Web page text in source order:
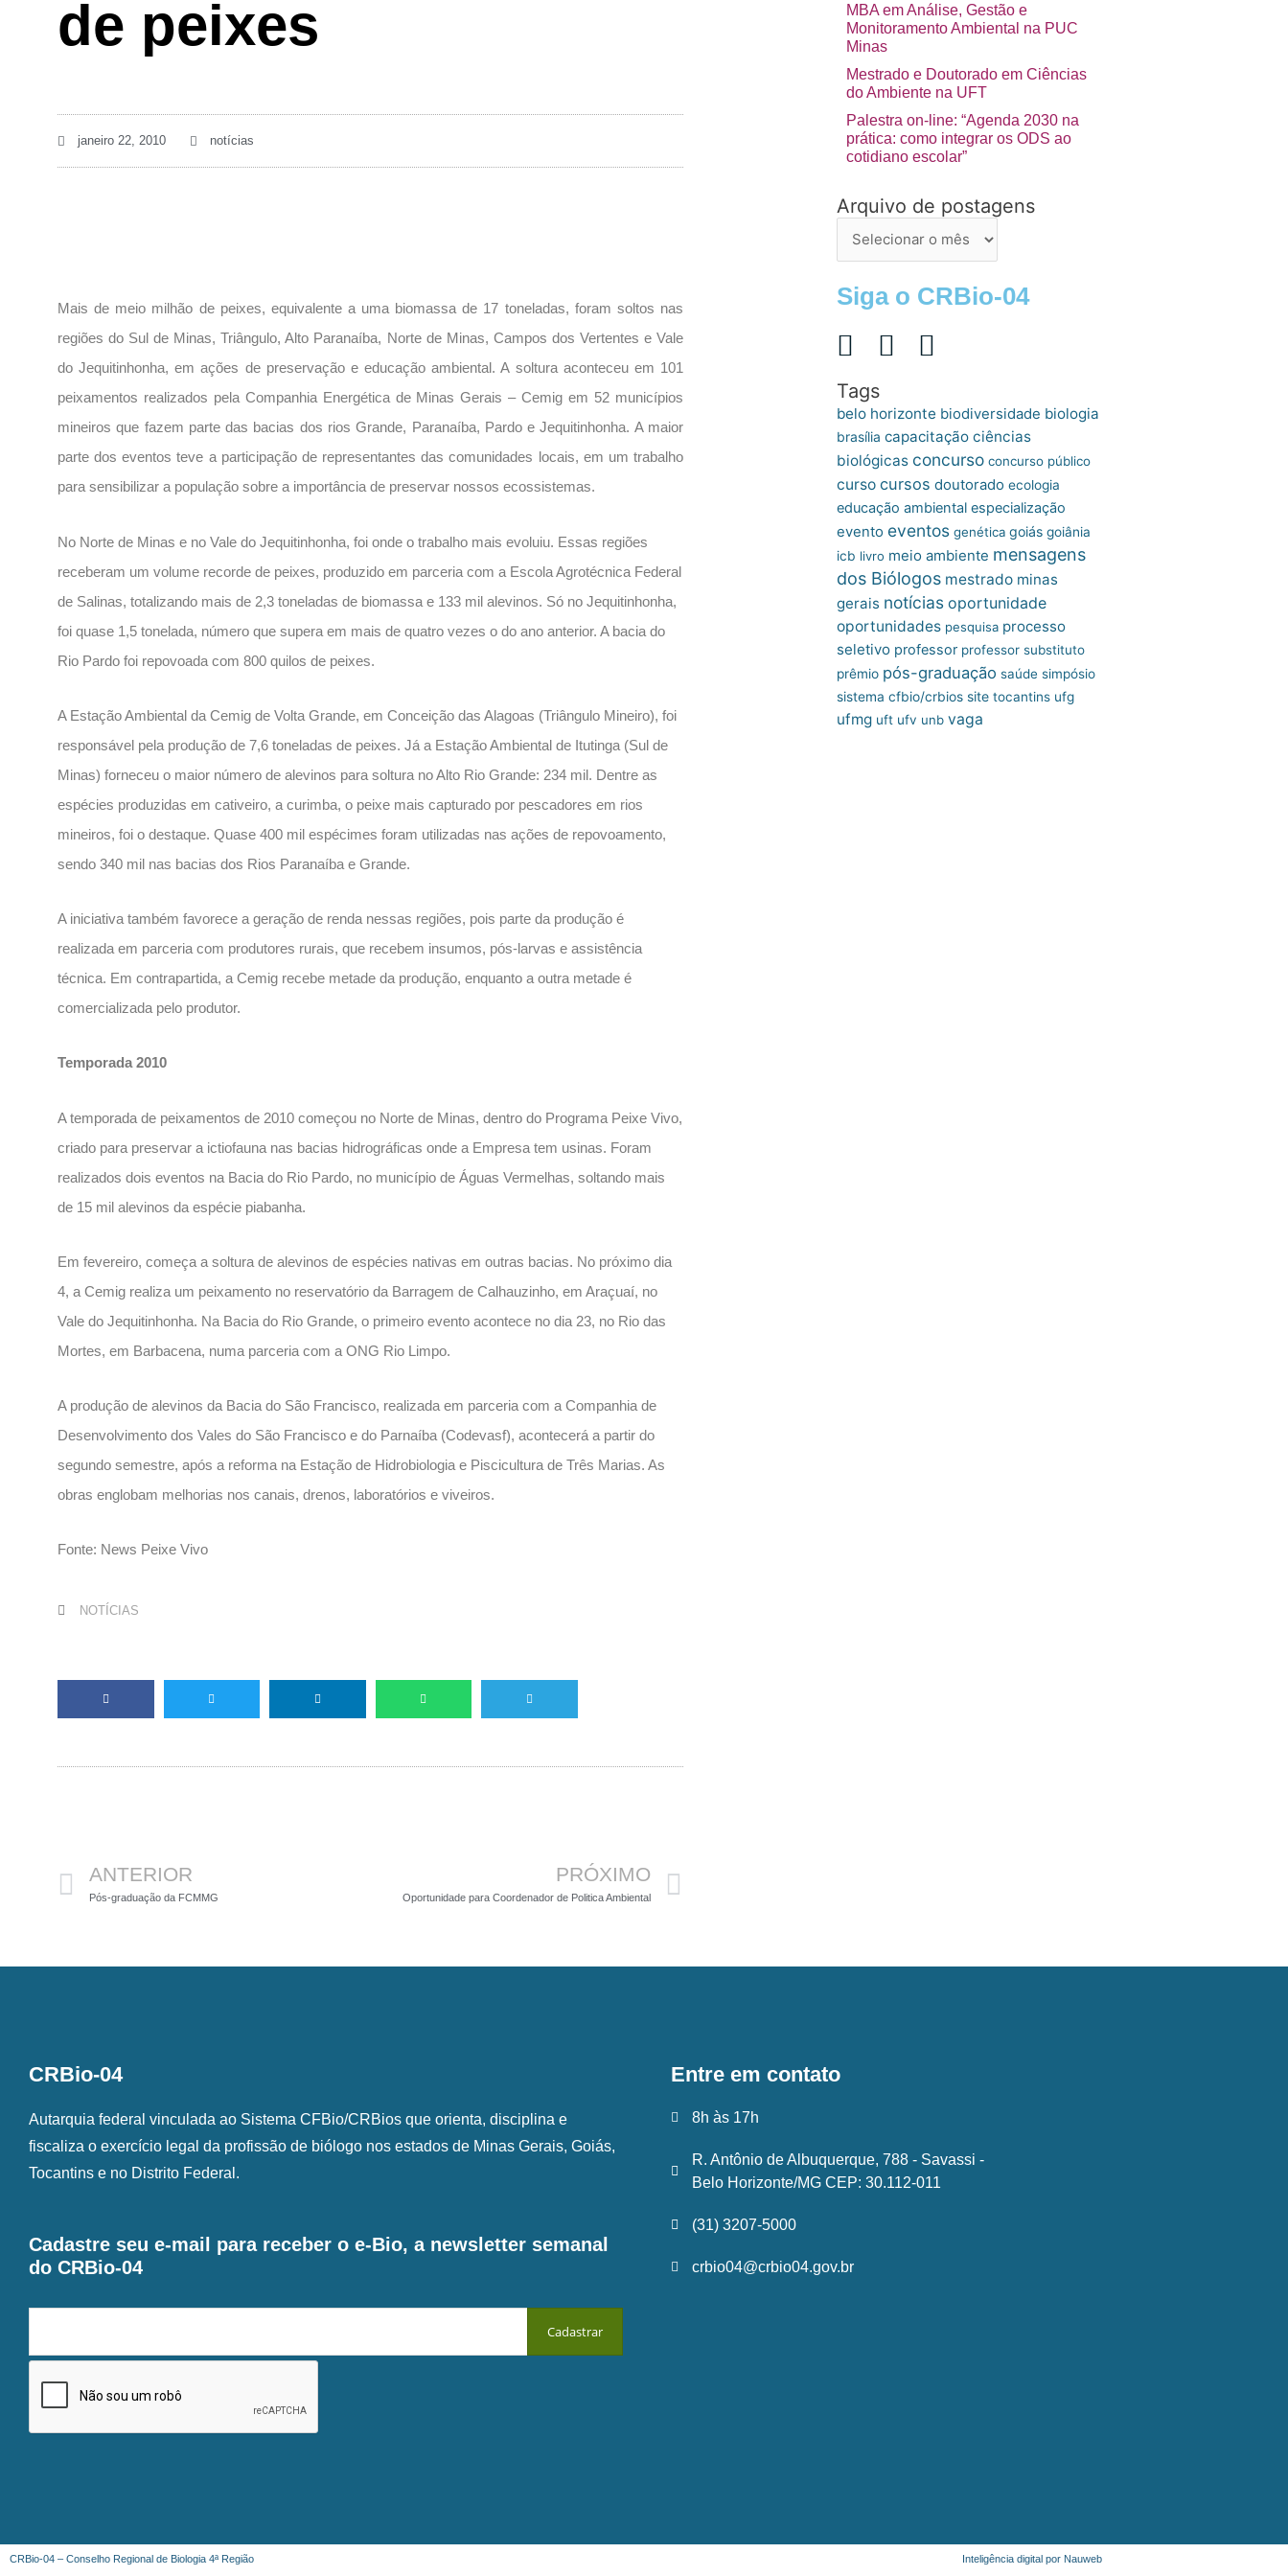
de peixes
janeiro 22, 2010 notícias
Mais de meio milhão de peixes, equivalente a uma biomassa de 17 toneladas, foram soltos nas
regiões do Sul de Minas, Triângulo, Alto Paranaíba, Norte de Minas, Campos dos Vertentes e Vale
do Jequitinhonha, em ações de preservação e educação ambiental. A soltura aconteceu em 101
peixamentos realizados pela Companhia Energética de Minas Gerais – Cemig em 52 municípios
mineiros que fazem parte das bacias dos rios Grande, Paranaíba, Pardo e Jequitinhonha. A maior
parte dos eventos teve a participação de representantes das comunidades locais, em um trabalho
para sensibilizar a população sobre a importância de preservar nossos ecossistemas.
No Norte de Minas e no Vale do Jequitinhonha, foi onde o trabalho mais evoluiu. Essas regiões
receberam um volume recorde de peixes, produzido em parceria com a Escola Agrotécnica Federal
de Salinas, totalizando mais de 2,3 toneladas de biomassa e 133 mil alevinos. Só no Jequitinhonha,
foi quase 1,5 tonelada, número que supera em mais de quatro vezes o do ano anterior. A bacia do
Rio Pardo foi repovoada com 800 quilos de peixes.
A Estação Ambiental da Cemig de Volta Grande, em Conceição das Alagoas (Triângulo Mineiro), foi
responsável pela produção de 7,6 toneladas de peixes. Já a Estação Ambiental de Itutinga (Sul de
Minas) forneceu o maior número de alevinos para soltura no Alto Rio Grande: 234 mil. Dentre as
espécies produzidas em cativeiro, a curimba, o peixe mais capturado por pescadores em rios
mineiros, foi o destaque. Quase 400 mil espécimes foram utilizadas nas ações de repovoamento,
sendo 340 mil nas bacias dos Rios Paranaíba e Grande.
A iniciativa também favorece a geração de renda nessas regiões, pois parte da produção é
realizada em parceria com produtores rurais, que recebem insumos, pós-larvas e assistência
técnica. Em contrapartida, a Cemig recebe metade da produção, enquanto a outra metade é
comercializada pelo produtor.
Temporada 2010
A temporada de peixamentos de 2010 começou no Norte de Minas, dentro do Programa Peixe Vivo,
criado para preservar a ictiofauna nas bacias hidrográficas onde a Empresa tem usinas. Foram
realizados dois eventos na Bacia do Rio Pardo, no município de Águas Vermelhas, soltando mais
de 15 mil alevinos da espécie piabanha.
Em fevereiro, começa a soltura de alevinos de espécies nativas em outras bacias. No próximo dia
4, a Cemig realiza um peixamento no reservatório da Barragem de Calhauzinho, em Araçuaí, no
Vale do Jequitinhonha. Na Bacia do Rio Grande, o primeiro evento acontece no dia 23, no Rio das
Mortes, em Barbacena, numa parceria com a ONG Rio Limpo.
A produção de alevinos da Bacia do São Francisco, realizada em parceria com a Companhia de
Desenvolvimento dos Vales do São Francisco e do Parnaíba (Codevasf), acontecerá a partir do
segundo semestre, após a reforma na Estação de Hidrobiologia e Piscicultura de Três Marias. As
obras englobam melhorias nos canais, drenos, laboratórios e viveiros.
Fonte: News Peixe Vivo
NOTÍCIAS
ANTERIOR
Pós-graduação da FCMMG
PRÓXIMO
Oportunidade para Coordenador de Politica Ambiental
MBA em Análise, Gestão e
Monitoramento Ambiental na PUC
Minas
Mestrado e Doutorado em Ciências
do Ambiente na UFT
Palestra on-line: “Agenda 2030 na
prática: como integrar os ODS ao
cotidiano escolar”
Arquivo de postagens
Arquivo
postagens
Siga o CRBio-04
Tags
belo horizonte biodiversidade biologia
brasília capacitação ciências
biológicas concurso concurso público
curso cursos doutorado ecologia
educação ambiental especialização
evento eventos genética goiás goiânia
icb livro meio ambiente mensagens
dos Biólogos mestrado minas
gerais notícias oportunidade
oportunidades pesquisa processo
seletivo professor professor substituto
prêmio pós-graduação saúde simpósio
sistema cfbio/crbios site tocantins ufg
ufmg uft ufv unb vaga
CRBio-04
Autarquia federal vinculada ao Sistema CFBio/CRBios que orienta, disciplina e
fiscaliza o exercício legal da profissão de biólogo nos estados de Minas Gerais, Goiás,
Tocantins e no Distrito Federal.
Cadastre seu e-mail para receber o e-Bio, a newsletter semanal
do CRBio-04
Entre em contato
8h às 17h
R. Antônio de Albuquerque, 788 - Savassi -
Belo Horizonte/MG CEP: 30.112-011
(31) 3207-5000
crbio04@crbio04.gov.br
CRBio-04 – Conselho Regional de Biologia 4ª Região Inteligência digital por Nauweb